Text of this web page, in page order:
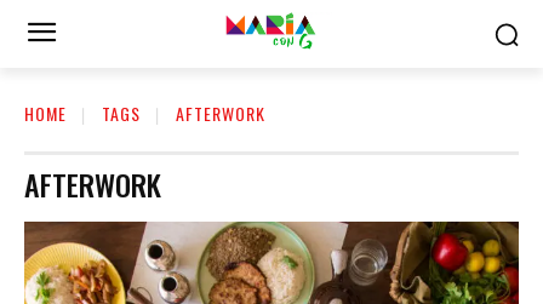
HOME TAGS AFTERWORK
AFTERWORK